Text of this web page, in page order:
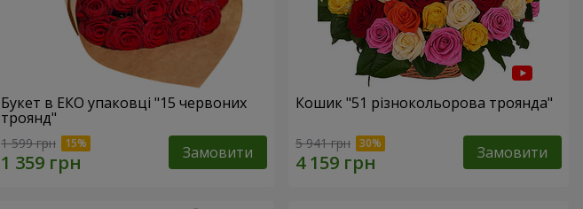
Букет в ЕКО упаковці "15 червоних
троянд"
1 599 грн Замовити
Кошик "51 різнокольорова троянда"
5 941 грн Замовити